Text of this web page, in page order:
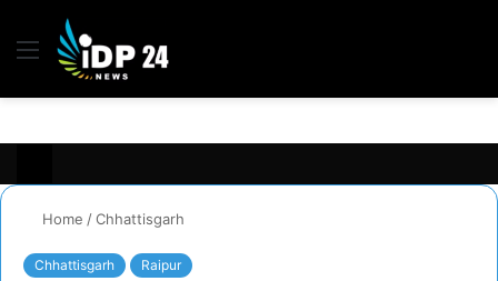
Menu
Home /Chhattisgarh
Chhattisgarh Raipur